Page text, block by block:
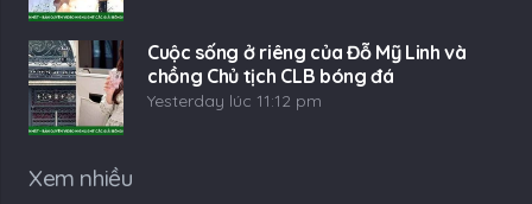
Cuộc sống ở riêng của Đỗ Mỹ Linh và
chồng Chủ tịch CLB bóng đá
Yesterday lúc 11:12 pm
Xem nhiều